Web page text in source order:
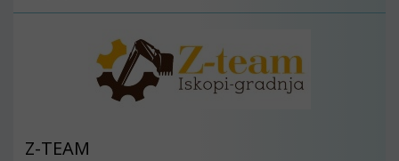
Z-TEAM